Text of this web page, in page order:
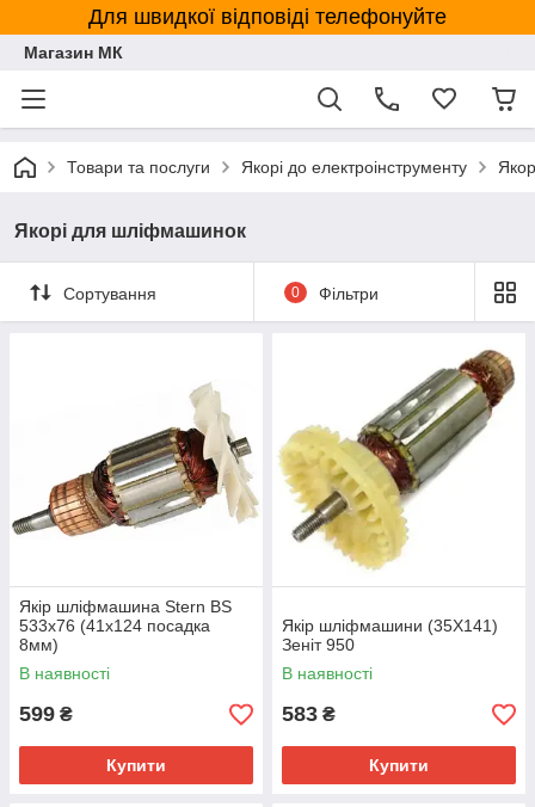
Для швидкої відповіді телефонуйте
Магазин МК
Товари та послуги Якорі до електроінструменту
Якорі для шліфмашинок
Сортування 0 Фільтри
Якір шліфмашина Stern BS
533x76 (41х124 посадка
8мм)
В наявності
599 ₴
Купити
Якір шліфмашини (35Х141)
Зеніт 950
В наявності
583 ₴
Купити